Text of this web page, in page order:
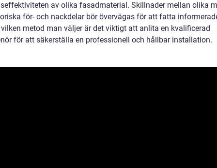
av olika fasadmaterial. Skillnader mellan olika
för- och nackdelar bör övervägas för att fatta
metod man väljer är det viktigt att anlita en kvalificerad
för att säkerställa en professionell och hållbar installation.